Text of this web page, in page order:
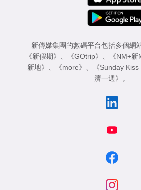
新傳媒集團的數碼平台包括多個網
《新假期》
《GOtrip》 《NM+新
新地》
《more》 《Sunday Kiss
濟一週》
。